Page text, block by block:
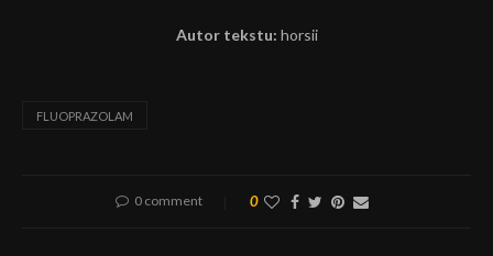
Autor tekstu: horsii
FLUOPRAZOLAM
0 comment 0